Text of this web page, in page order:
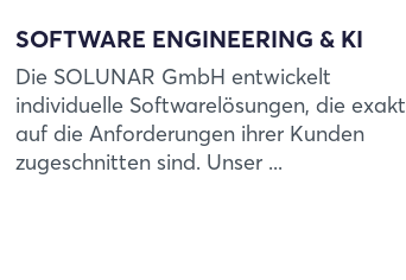
SOFTWARE ENGINEERING & KI
Die SOLUNAR GmbH entwickelt
individuelle Softwarelösungen, die exakt
auf die Anforderungen ihrer Kunden
zugeschnitten sind. Unser ...